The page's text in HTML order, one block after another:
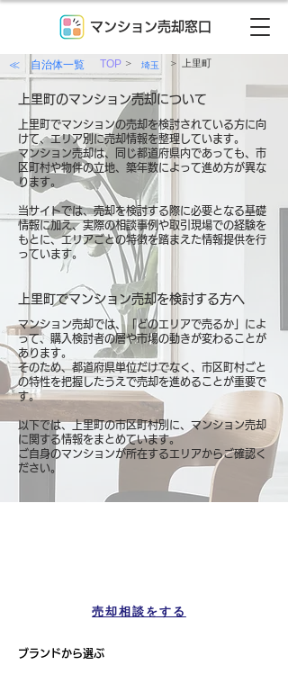
マンション売却窓口
≪ 自治体一覧 TOP > 埼玉 > 上里町
上里町のマンション売却について
上里町でマンションの売却を検討されている方に向
けて、エリア別に売却情報を整理しています。
マンション売却は、同じ都道府県内であっても、市
区町村や物件の立地、築年数によって進め方が異な
ります。
当サイトでは、売却を検討する際に必要となる基礎
情報に加え、実際の相談事例や取引現場での経験を
もとに、エリアごとの特徴を踏まえた情報提供を行
っています。
上里町でマンション売却を検討する方へ
マンション売却では、「どのエリアで売るか」によ
って、購入検討者の層や市場の動きが変わることが
あります。
そのため、都道府県単位だけでなく、市区町村ごと
の特性を把握したうえで売却を進めることが重要で
す。
以下では、上里町の市区町村別に、マンション売却
に関する情報をまとめています。
ご自身のマンションが所在するエリアからご確認く
ださい。
売却相談をする
ブランドから選ぶ